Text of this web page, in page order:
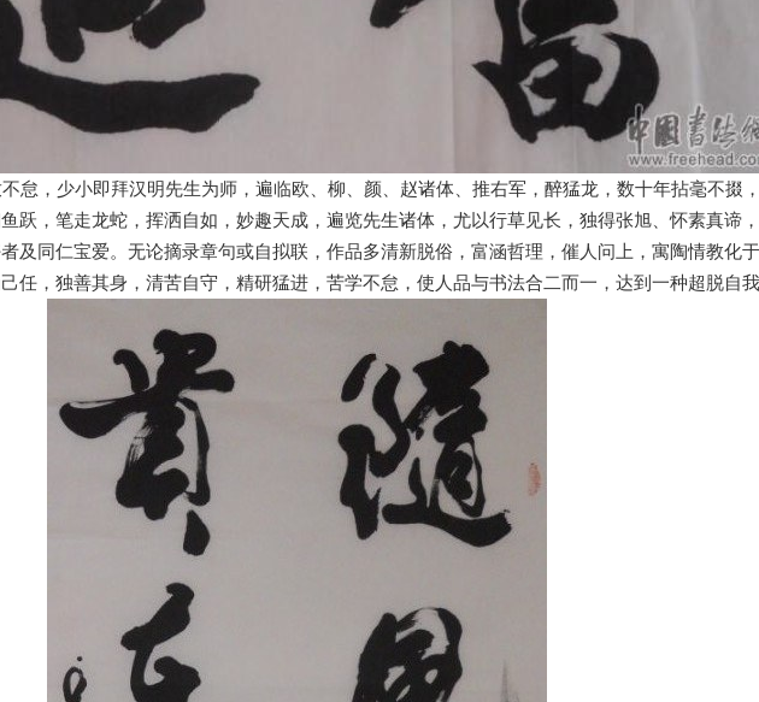
怠，少小即拜汉明先生为师，遍临欧、柳、颜、赵诸体、推右军，醉猛龙，数十年拈毫不掇
跃，笔走龙蛇，挥洒自如，妙趣天成，遍览先生诸体，尤以行草见长，独得张旭、怀素真谛
及同仁宝爱。无论摘录章句或自拟联，作品多清新脱俗，富涵哲理，催人问上，寓陶情教化
任，独善其身，清苦自守，精研猛进，苦学不怠，使人品与书法合二而一，达到一种超脱自我